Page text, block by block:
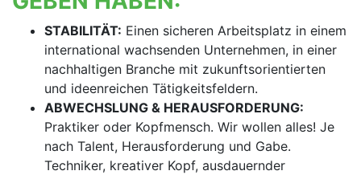
STABILITÄT: Einen sicheren Arbeitsplatz in einem
international wachsenden Unternehmen, in einer
nachhaltigen Branche mit zukunftsorientierten
und ideenreichen Tätigkeitsfeldern.
ABWECHSLUNG & HERAUSFORDERUNG:
Praktiker oder Kopfmensch. Wir wollen alles! Je
nach Talent, Herausforderung und Gabe.
Techniker, kreativer Kopf, ausdauernder